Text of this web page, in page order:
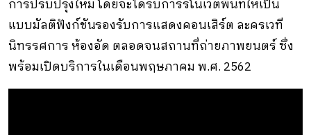
การปรับปรุงใหม่ โดยจะได้รับการรีโนเวตพื้นที่ให้เป็น
แบบมัลติฟังก์ชันรองรับการแสดงคอนเสิร์ต ละครเวที
นิทรรศการ ห้องอัด ตลอดจนสถานที่ถ่ายภาพยนตร์ ซึ่ง
พร้อมเปิดบริการในเดือนพฤษภาคม พ.ศ. 2562